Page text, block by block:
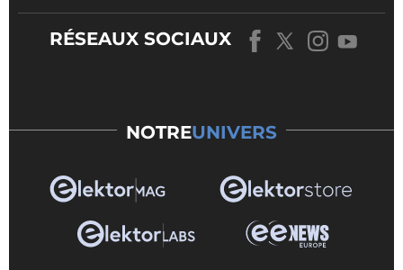
RÉSEAUX SOCIAUX
NOTREUNIVERS